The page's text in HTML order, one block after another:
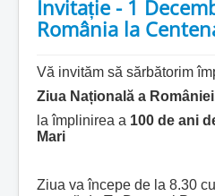
Activitati copii si tineri
Invitație - 1
România la
Vă invităm să sărbătorim
Ziua Națională a
la împlinirea a 100 de ani
Mari
Ziua va începe de la 8.30